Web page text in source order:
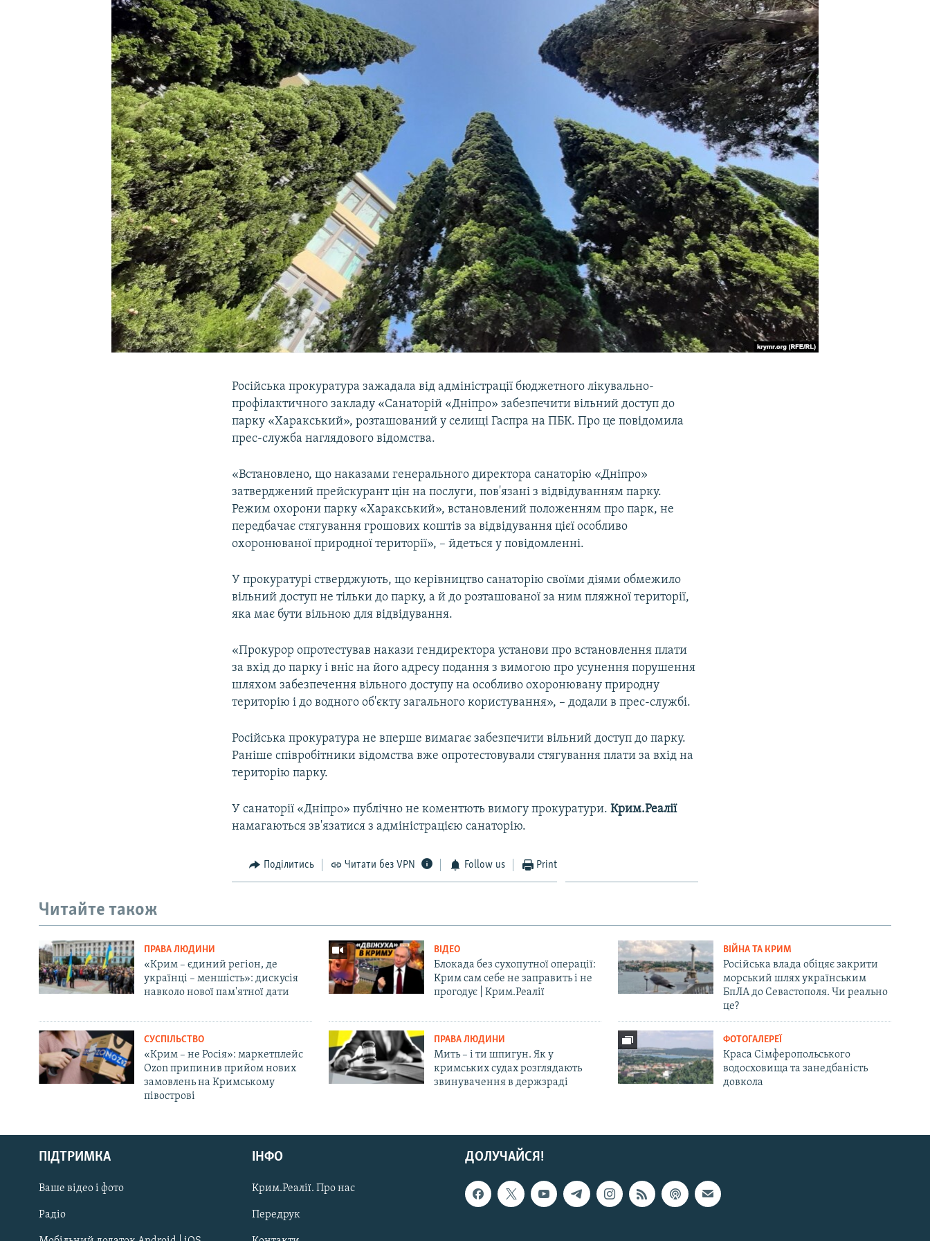
УКРАЇНСЬКА ПРОБЛЕМА КРИМУ
Русский
Qırımtatar
ДОЛУЧАЙСЯ!
Російська прокуратура зажадала від адміністрації бюджетного лікувально-
профілактичного закладу «Санаторій «Дніпро» забезпечити вільний доступ до
парку «Харакський», розташований у селищі Гаспра на ПБК. Про це повідомила
прес-служба наглядового відомства.
«Встановлено, що наказами генерального директора санаторію «Дніпро»
затверджений прейскурант цін на послуги, пов'язані з відвідуванням парку.
Режим охорони парку «Харакський», встановлений положенням про парк, не
передбачає стягування грошових коштів за відвідування цієї особливо
охоронюваної природної території», – йдеться у повідомленні.
У прокуратурі стверджують, що керівництво санаторію своїми діями обмежило
вільний доступ не тільки до парку, а й до розташованої за ним пляжної території,
яка має бути вільною для відвідування.
«Прокурор опротестував накази гендиректора установи про встановлення плати
за вхід до парку і вніс на його адресу подання з вимогою про усунення порушення
шляхом забезпечення вільного доступу на особливо охоронювану природну
територію і до водного об'єкту загального користування», – додали в прес-службі.
Російська прокуратура не вперше вимагає забезпечити вільний доступ до парку.
Раніше співробітники відомства вже опротестовували стягування плати за вхід на
територію парку.
У санаторії «Дніпро» публічно не коментють вимогу прокуратури.Крим.Реалії
намагаються зв'язатися з адміністрацією санаторію.
Поділитись Читати без VPN Follow us Print
Читайте також
ПРАВА ЛЮДИНИ
«Крим – єдиний регіон, де
українці – меншість»: дискусія
навколо нової пам'ятної дати
ВІДЕО
Блокада без сухопутної операції:
Крим сам себе не заправить і не
прогодує | Крим.Реалії
ВІЙНА ТА КРИМ
Російська влада обіцяє закрити
морський шлях українським
БпЛА до Севастополя. Чи реально
це?
СУСПІЛЬСТВО
«Крим – не Росія»: маркетплейс
Ozon припинив прийом нових
замовлень на Кримському
півострові
ПРАВА ЛЮДИНИ
Мить – і ти шпигун. Як у
кримських судах розглядають
звинувачення в держзраді
ФОТОГАЛЕРЕЇ
Краса Сімферопольського
водосховища та занедбаність
довкола
ДОЛУЧАЙСЯ!
ПІДТРИМКА
Ваше відео і фото
Радіо
ІНФО
Крим.Реалії. Про нас
Передрук